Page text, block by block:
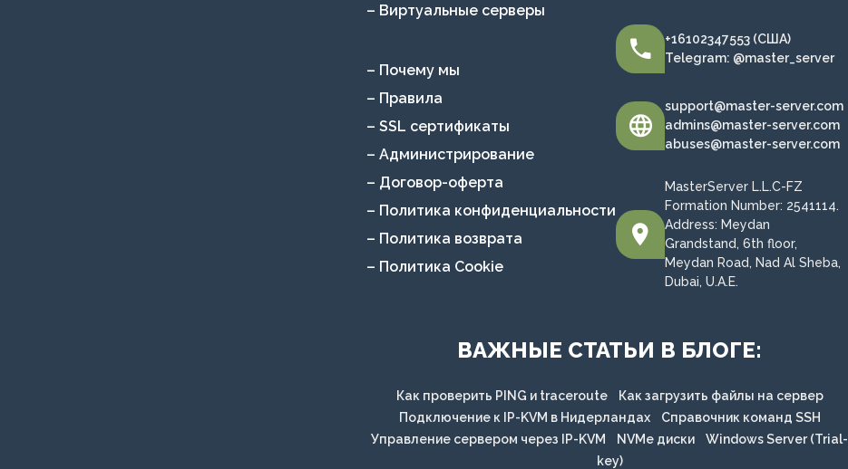
– Виртуальные серверы
– Почему мы
– Правила
– SSL сертификаты
– Администрирование
– Договор-оферта
– Политика конфиденциальности
– Политика возврата
– Политика Cookie
+16102347553 (США)
Telegram: @master_server
support@master-server.com
admins@master-server.com
abuses@master-server.com
MasterServer L.L.C-FZ
Formation Number: 2541114.
Address: Meydan
Grandstand, 6th floor,
Meydan Road, Nad Al Sheba,
Dubai, U.A.E.
ВАЖНЫЕ СТАТЬИ В БЛОГЕ:
Как проверить PING и traceroute
Как загрузить файлы на сервер
Подключение к IP-KVM в Нидерландах
Справочник команд SSH
Управление сервером через IP-KVM
NVMe диски
Windows Server (Trial-
key)